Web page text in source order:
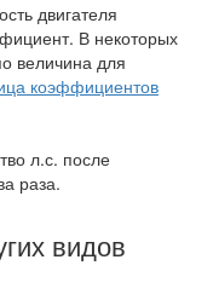
двигателя
В некоторых
величина для
коэффициентов
л.с. после
раза.
видов